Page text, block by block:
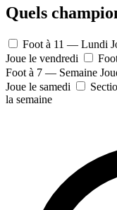
Quels
Foot à 11 — Lundi
Joue le vendredi
Foot à 7 — Semaine
Joue le samedi
la semaine